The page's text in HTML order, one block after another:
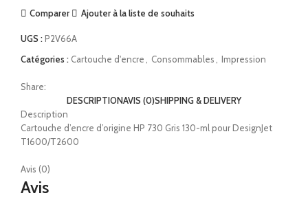
Comparer Ajouter à la liste de souhaits
UGS :P2V66A
Catégories : Cartouche d'encre, Consommables, Impression
Share:
DESCRIPTIONAVIS (0)SHIPPING & DELIVERY
Description
Cartouche d’encre d’origine HP 730 Gris 130-ml pour DesignJet
T1600/T2600
Avis (0)
Avis